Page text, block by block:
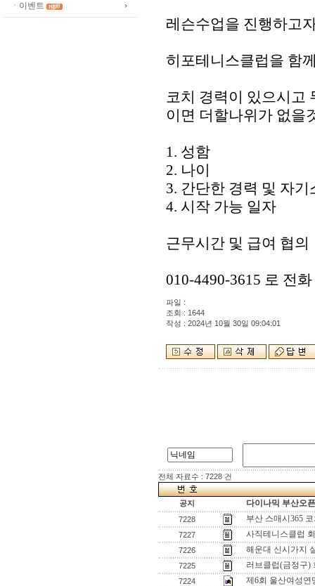
ㆍ이벤트
레슨수업을 진행하고
히포테니스클럽을 함
코치 경력이 있으시고
이면 더할나위가 없을
1. 성함
2. 나이
3. 간단한 경력 및 자기
4. 시작 가능 일자
근무시간 및 급여 협의
010-4490-3615 로 전
파일 :
조회 : 1644
작성 : 2024년 10월 30일 09:04:01
전체 자료수 : 7228 건
공지 다이나믹 부산오
7228 부산 스매시365
7227 사직테니스클럽
7226 해운대 신시가지
7225 러브클럽(금정구)
7224 제6회 울산여성연